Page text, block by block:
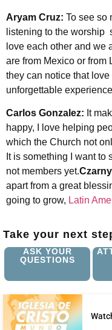
Aryam Cruz: To see so
listening to the worship
love each other and we
are from Mexico or from
they can notice that
unforgettable
Carlos Gonzalez: It
happy, I love helping
which the Church not
It is something I want
not members yet.
apart from a great
going to grow, Latin
Take your next
ASK YOUR
QUESTIONS